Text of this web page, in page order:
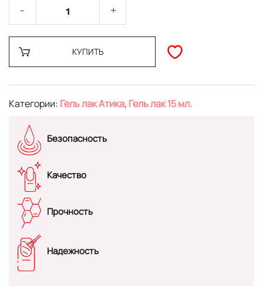
КУПИТЬ
Категории: Гель лак Атика, Гель лак 15 мл.
Безопасность
Качество
Прочность
Надежность